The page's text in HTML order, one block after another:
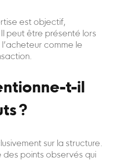
est objectif,
peut être présenté lors
comme le
t-il
?
sur la structure.
des points observés qui